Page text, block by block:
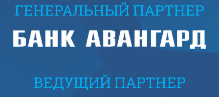
ГЕНЕРАЛЬНЫЙ ПАРТНЕР
ВЕДУЩИЙ ПАРТНЕР